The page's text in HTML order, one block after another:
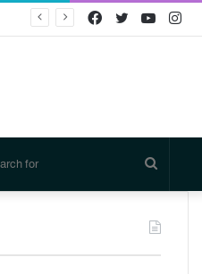
Twitter
Facebook
for